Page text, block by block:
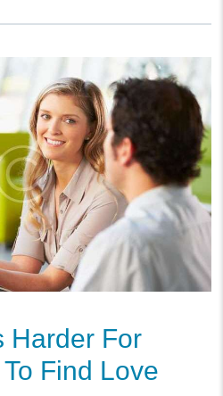
Harder For
Find Love